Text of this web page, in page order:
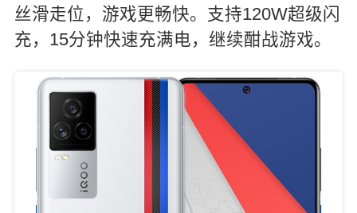
丝滑走位，游戏更畅快。支持120W超级闪
充，15分钟快速充满电，继续酣战游戏。